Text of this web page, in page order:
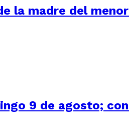
la madre del
9 de agosto;